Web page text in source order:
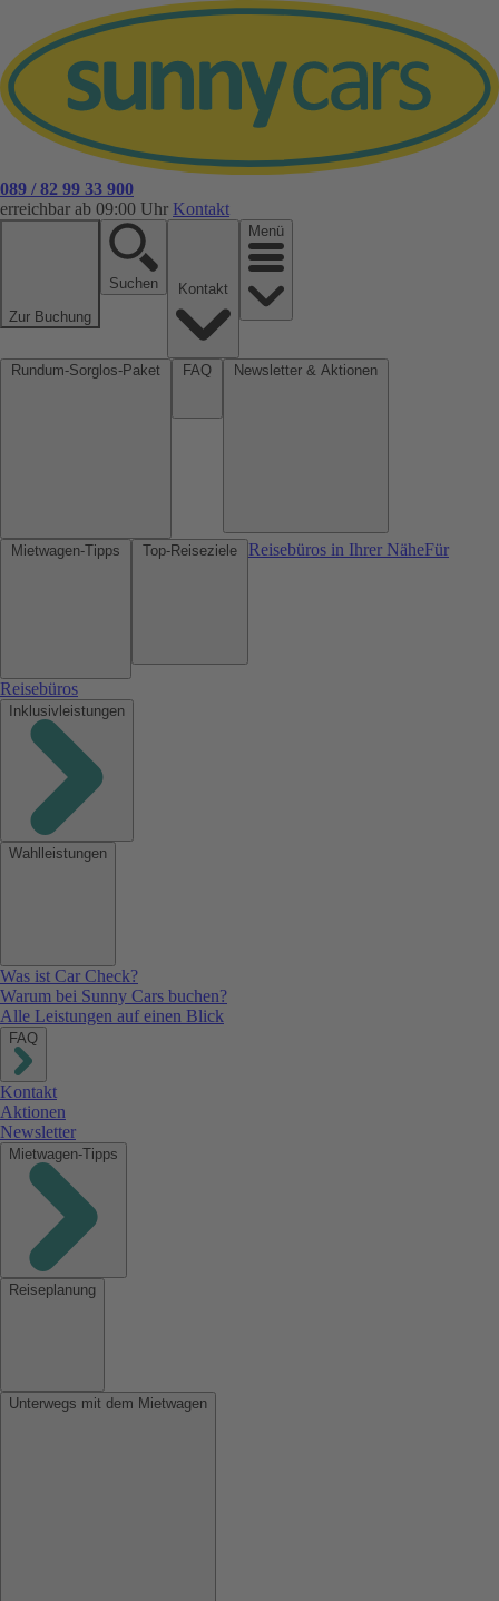
089 / 82 99 33 900
erreichbar ab 09:00 Uhr Kontakt
Zur Buchung
Suchen
Menü
Reisebüros in Ihrer NäheFür
Reisebüros
Inklusivleistungen
Wahlleistungen
Was ist Car Check?
Warum bei Sunny Cars buchen?
Alle Leistungen auf einen Blick
FAQ
Kontakt
Aktionen
Newsletter
Mietwagen-Tipps
Reiseplanung
Unterwegs mit dem Mietwagen